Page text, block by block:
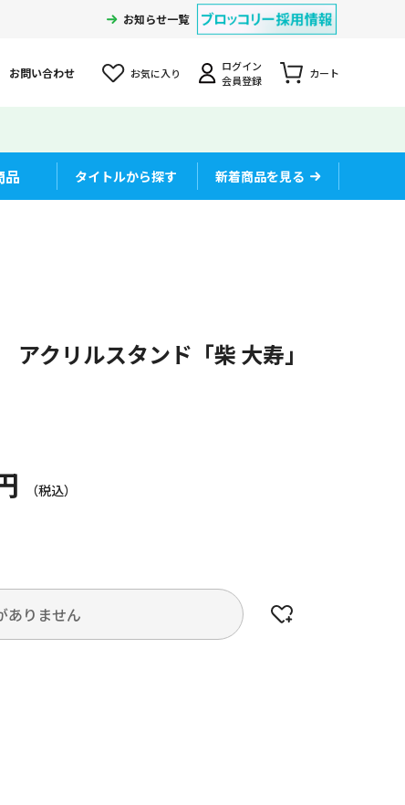
お知らせ一覧
お問い合わせ お気に入り
ログイン
会員登録
カート
品 タイトルから探す 新着商品を見る
クリルスタンド「柴 大寿」
ありません